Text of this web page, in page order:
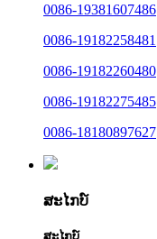
0086-19381607486
0086-19182258481
0086-19182260480
0086-19182275485
0086-18180897627
ສະໄກບ໌
ສະໄກບ໌